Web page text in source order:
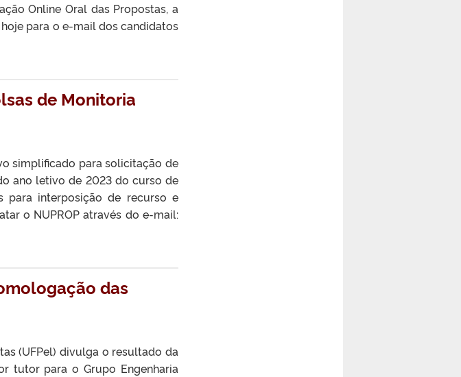
Online Oral das Propostas, a
para o e-mail dos candidatos
de Monitoria
simplificado para solicitação de
ano letivo de 2023 do curso de
para interposição de recurso e
o NUPROP através do e-mail:
das
(UFPel) divulga o resultado da
tutor para o Grupo Engenharia